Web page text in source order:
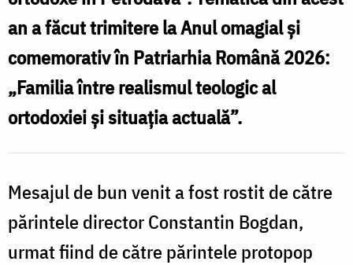
an a făcut trimitere la Anul omagial și
comemorativ în Patriarhia Română 2026:
„Familia între realismul teologic al
ortodoxiei și situația actuală”.
Mesajul de bun venit a fost rostit de către
părintele director Constantin Bogdan,
urmat fiind de către părintele protopop